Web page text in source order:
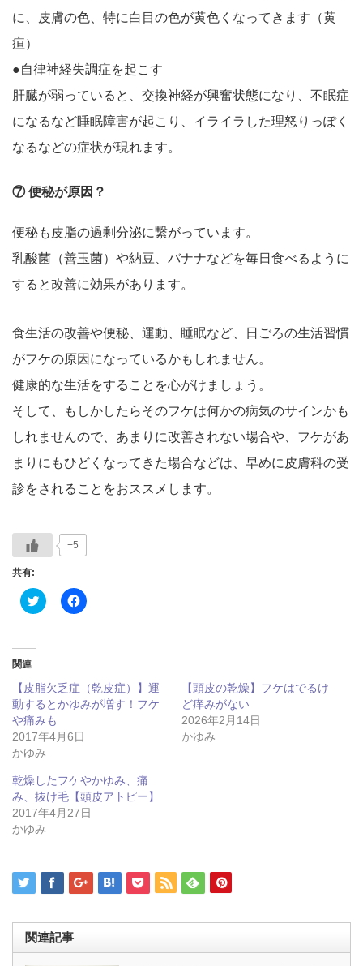
に、皮膚の色、特に白目の色が黄色くなってきます（黄
疸）
●自律神経失調症を起こす
肝臓が弱っていると、交換神経が興奮状態になり、不眠症
になるなど睡眠障害が起こり、イライラした理怒りっぽく
なるなどの症状が現れます。
⑦ 便秘が原因？
便秘も皮脂の過剰分泌に繋がっています。
乳酸菌（善玉菌）や納豆、バナナなどを毎日食べるように
すると改善に効果があります。
食生活の改善や便秘、運動、睡眠など、日ごろの生活習慣
がフケの原因になっているかもしれません。
健康的な生活をすることを心がけましょう。
そして、もしかしたらそのフケは何かの病気のサインかも
しれませんので、あまりに改善されない場合や、フケがあ
まりにもひどくなってきた場合などは、早めに皮膚科の受
診をされることをおススメします。
+5
共有:
ク
リ
共
有
(新
し
い
ウ
ィ
ン
ウ
で
開
き
ま
す)
Facebook
で
ク
リ
ッ
ク
て
く
い
(新
し
い
ウ
で
開
き
関連
【皮脂欠乏症（乾皮症）】運
動するとかゆみが増す！フケ
や痛みも
2017年4月6日
かゆみ
【頭皮の乾燥】フケはでるけ
ど痒みがない
2026年2月14日
かゆみ
乾燥したフケやかゆみ、痛
み、抜け毛【頭皮アトピー】
2017年4月27日
かゆみ
関連記事